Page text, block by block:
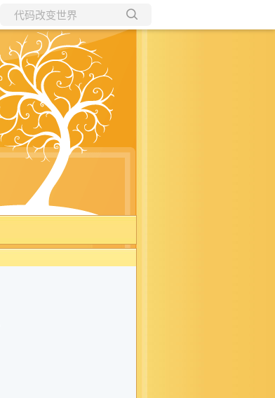
所有博客